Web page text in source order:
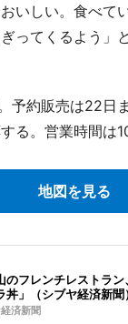
いしい。食べて
ってくるよう」
予約販売は22日
る。営業時間は
地図を見る
のフレンチレストラ
丼」（シブヤ経済新聞）
済新聞